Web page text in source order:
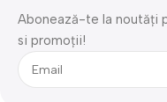
Abonează-te la noutăți
si promoții!